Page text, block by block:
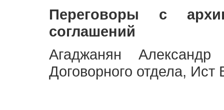
Переговоры с
соглашений
Агаджанян Александр
Договорного отдела,